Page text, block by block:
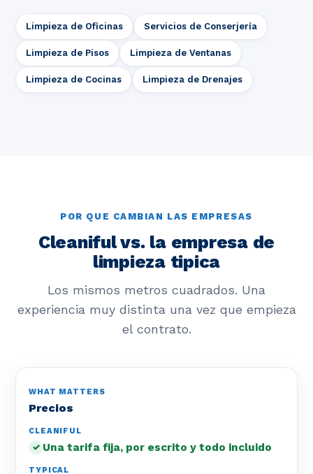
Limpieza de Oficinas Servicios de Conserjería
Limpieza de Pisos Limpieza de Ventanas
Limpieza de Cocinas Limpieza de Drenajes
POR QUE CAMBIAN LAS EMPRESAS
Cleaniful vs. la empresa de
limpieza tipica
Los mismos metros cuadrados. Una
experiencia muy distinta una vez que empieza
el contrato.
Precios
✓ Una tarifa fija, por escrito y todo incluido